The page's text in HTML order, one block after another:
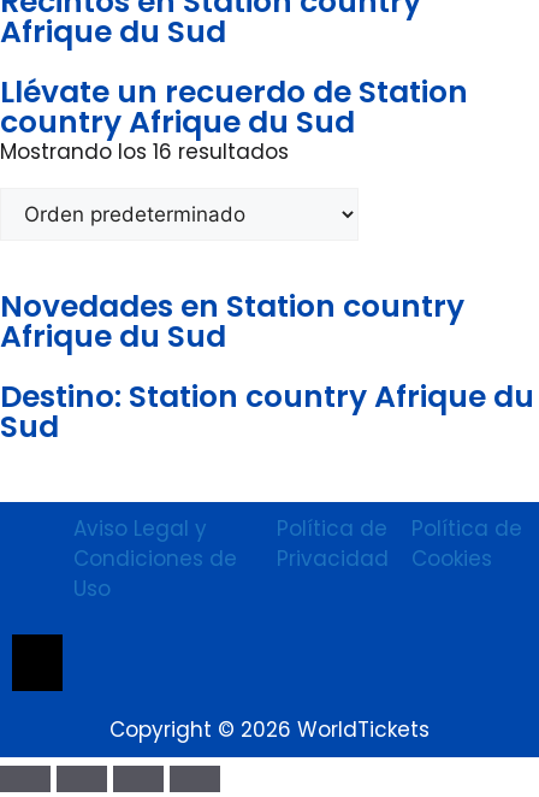
Afrique du Sud
Llévate un recuerdo de Station
country Afrique du Sud
Mostrando los 16 resultados
Novedades en Station country
Afrique du Sud
Destino: Station country Afrique du
Sud
Aviso Legal y
Condiciones de
Uso
Política de
Privacidad
Política de
Cookies
Copyright © 2026 WorldTickets